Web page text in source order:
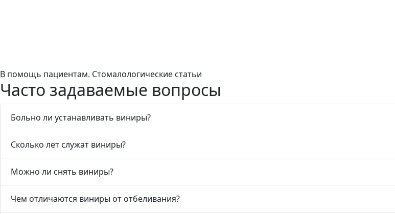
В помощь пациентам. Стомалологические статьи
Часто задаваемые вопросы
Больно ли устанавливать виниры?
Сколько лет служат виниры?
Можно ли снять виниры?
Чем отличаются виниры от отбеливания?